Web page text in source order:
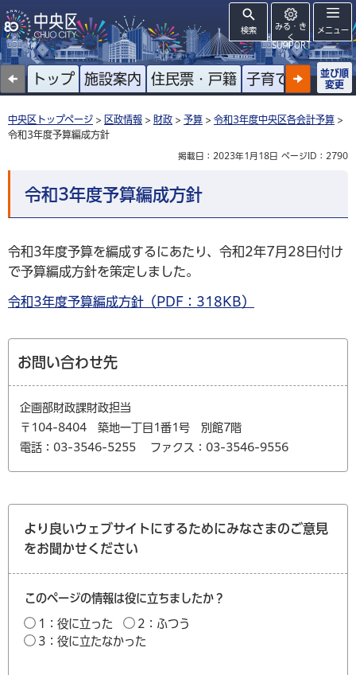
検索
みる・き
く
SUPPORT
メニュー
トップ 施設案内 住民票・戸籍 子育て 高齢者
並び順
変更
中央区トップページ > 区政情報 > 財政 > 予算 > 令和3年度中央区各会計予算 >
令和3年度予算編成方針
掲載日：2023年1月18日 ページID：2790
令和3年度予算編成方針
令和3年度予算を編成するにあたり、令和2年7月28日付け
で予算編成方針を策定しました。
令和3年度予算編成方針（PDF：318KB）
お問い合わせ先
企画部財政課財政担当
〒104-8404 築地一丁目1番1号 別館7階
電話：03-3546-5255
ファクス：03-3546-9556
より良いウェブサイトにするためにみなさまのご意見
をお聞かせください
このページの情報は役に立ちましたか？
1：役に立った
2：ふつう
3：役に立たなかった